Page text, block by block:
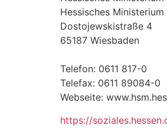
Hessisches
Dostojewskistraße 4
65187 Wiesbaden
Telefon: 0611 817-0
Telefax: 0611 89084-0
Webseite:
https://